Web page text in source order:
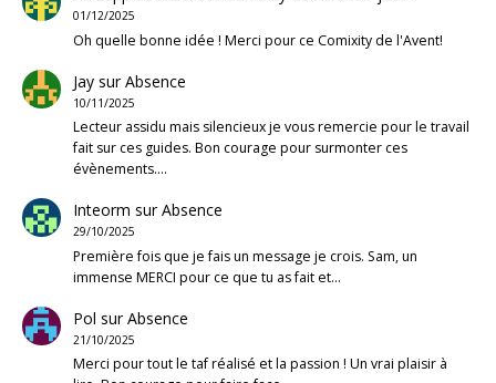
01/12/2025
Oh quelle bonne idée ! Merci pour ce Comixity de l'Avent!
JaysurAbsence
10/11/2025
Lecteur assidu mais silencieux je vous remercie pour le travail
fait sur ces guides. Bon courage pour surmonter ces
évènements.…
Inteorm surAbsence
29/10/2025
Première fois que je fais un message je crois. Sam, un
immense MERCI pour ce que tu as fait et…
Pol surAbsence
21/10/2025
Merci pour tout le taf réalisé et la passion ! Un vrai plaisir à